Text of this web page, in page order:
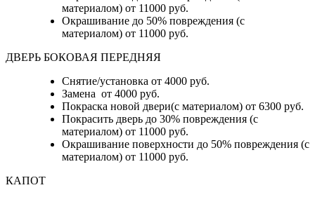
материалом) от 11000 руб.
Окрашивание до 50% повреждения (с
материалом) от 11000 руб.
ДВЕРЬ БОКОВАЯ ПЕРЕДНЯЯ
Снятие/установка от 4000 руб.
Замена от 4000 руб.
Покраска новой двери(с материалом) от 6300 руб.
Покрасить дверь до 30% повреждения (с
материалом) от 11000 руб.
Окрашивание поверхности до 50% повреждения (с
материалом) от 11000 руб.
КАПОТ